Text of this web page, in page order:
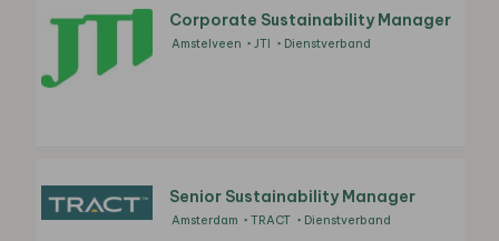
Corporate Sustainability Manager
Amstelveen JTI Dienstverband
Senior Sustainability Manager
Amsterdam TRACT Dienstverband